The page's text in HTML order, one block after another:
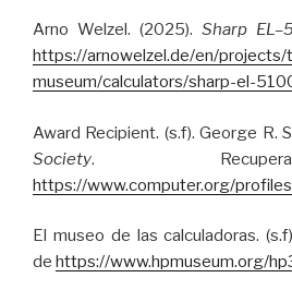
Arno Welzel. (2025). Sharp
https://arnowelzel.de/en/
museum/calculators/sharp-el-
Award Recipient. (s.f). George R.
Society.
https://www.computer.org/
El museo de las calculadoras.
de https://www.hpmuseum.org/